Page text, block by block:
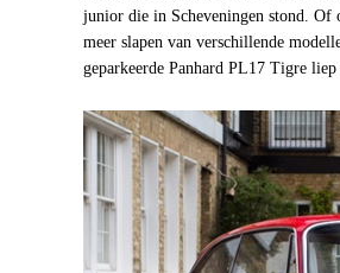
junior die in Scheveningen stond. Of
meer slapen van verschillende
geparkeerde Panhard PL17 Tigre